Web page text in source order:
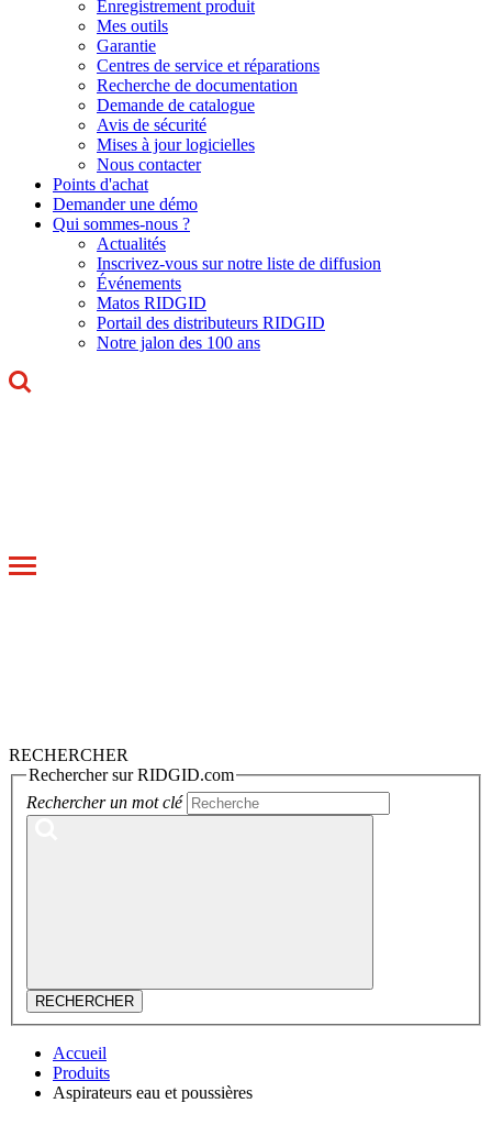
Enregistrement produit
Mes outils
Garantie
Centres de service et réparations
Recherche de documentation
Demande de catalogue
Avis de sécurité
Mises à jour logicielles
Nous contacter
Points d'achat
Demander une démo
Qui sommes-nous ?
Actualités
Inscrivez-vous sur notre liste de diffusion
Événements
Matos RIDGID
Portail des distributeurs RIDGID
Notre jalon des 100 ans
Toggle
RECHERCHER
Rechercher sur RIDGID.com
Rechercher un mot clé
RECHERCHER
Accueil
Produits
Aspirateurs eau et poussières